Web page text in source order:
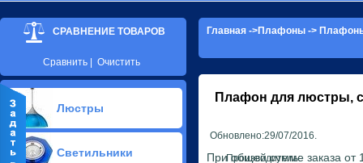
Главная ->Плафоны ->
Плафон для люстры,
Обновлено:29/07/2016.
Производитель:
При общей сумме заказа от
СРАВНЕНИЕ ТОВАРОВ
Сравнить Очистить
Люстры
Припотолочные люстры(581)
Потолочные люстры Led(90)
Светильники